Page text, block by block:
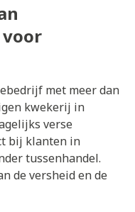
met meer dan
kwekerij in
verse
bij klanten in
tussenhandel.
de versheid en de